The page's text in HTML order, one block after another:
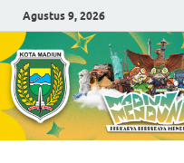
Agustus 9, 2026